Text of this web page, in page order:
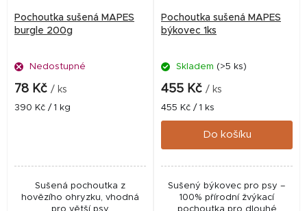
Pochoutka sušená MAPES
burgle 200g
Nedostupné
78 Kč / ks
Měrná
390 Kč / 1 kg
Sušená pochoutka z
hovězího ohryzku, vhodná
Pochoutka sušená MAPES
býkovec 1ks
Skladem (>5 ks)
455 Kč / ks
Měrná
cena:
455 Kč / 1 ks
Do košíku
Sušený býkovec pro psy –
100% přírodní žvýkací